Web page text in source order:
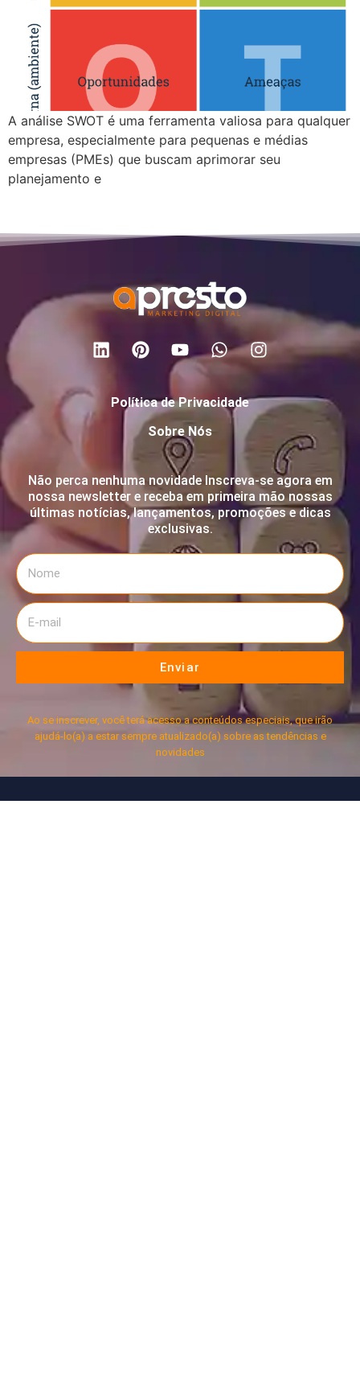
A análise SWOT é uma ferramenta valiosa para qualquer
empresa, especialmente para pequenas e médias
empresas (PMEs) que buscam aprimorar seu
planejamento e
Política de Privacidade
Sobre Nós
Não perca nenhuma novidade Inscreva-se agora em
nossa newsletter e receba em primeira mão nossas
últimas notícias, lançamentos, promoções e dicas
exclusivas.
Enviar
Ao se inscrever, você terá acesso a conteúdos especiais, que irão
ajudá-lo(a) a estar sempre atualizado(a) sobre as tendências e
novidades